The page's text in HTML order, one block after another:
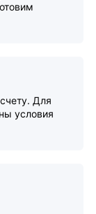
Для
условия